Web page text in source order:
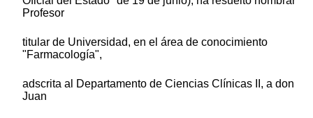
Profesor
titular de Universidad, en el área de conocimiento
"Farmacología",
adscrita al Departamento de Ciencias Clínicas II, a don
Juan